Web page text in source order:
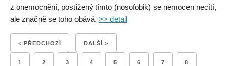
z onemocnění, postižený tímto (nosofobik) se nemocen necítí,
ale značně se toho obává. >> detail
< PŘEDCHOZÍ DALŠÍ >
1 2 3 4 5 6 7 8